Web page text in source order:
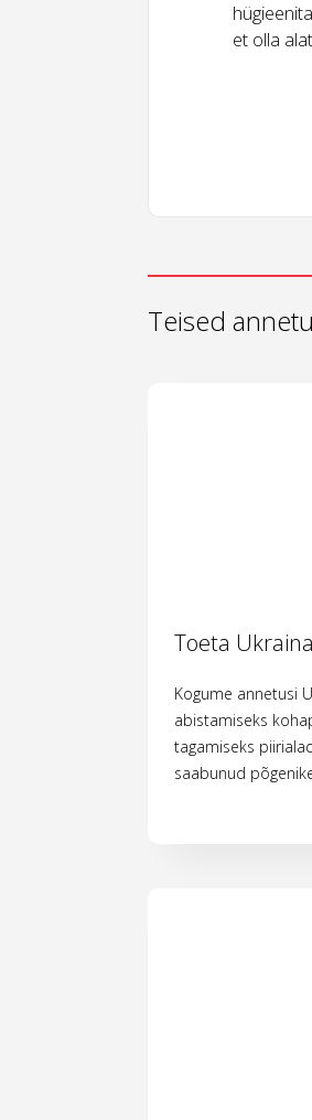
et olla
Teised
Toeta
Kogume annetusi
abistamiseks
tagamiseks
saabunud